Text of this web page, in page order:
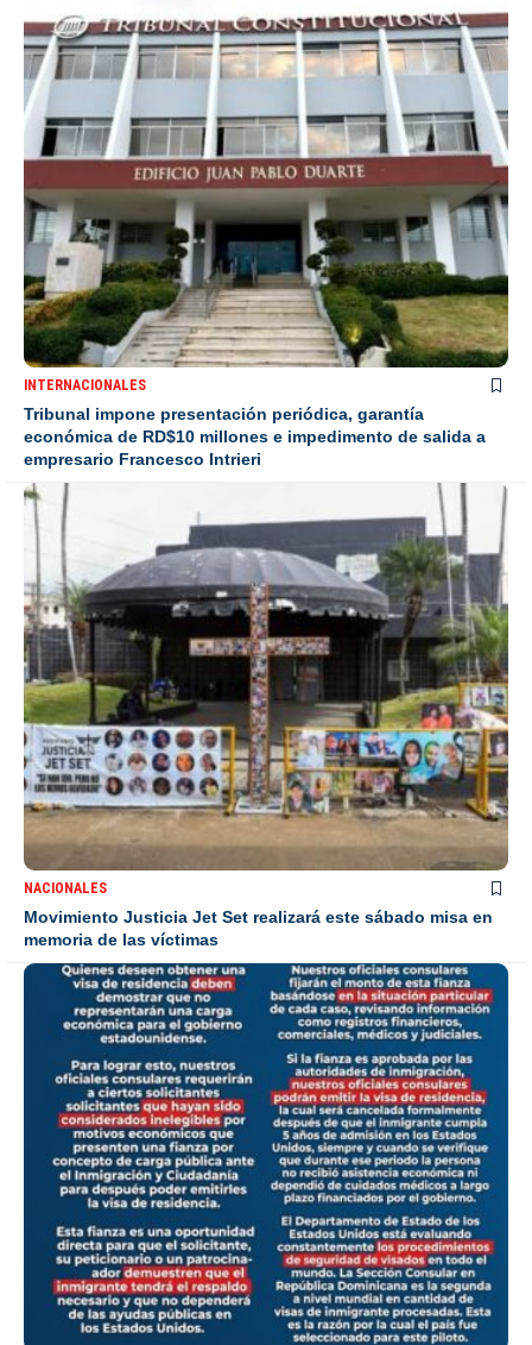
INTERNACIONALES
Tribunal impone presentación periódica, garantía
económica de RD$10 millones e impedimento de salida a
empresario Francesco Intrieri
NACIONALES
Movimiento Justicia Jet Set realizará este sábado misa en
memoria de las víctimas